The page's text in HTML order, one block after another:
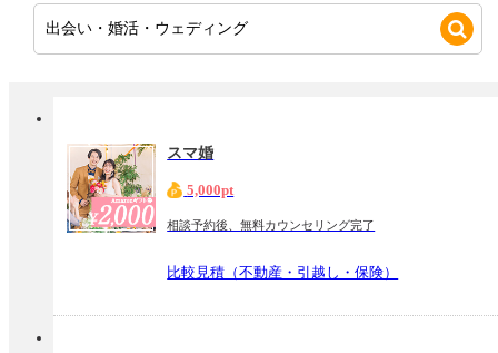
スマ婚
5,000pt
相談予約後、無料カウンセリング完了
比較見積（不動産・引越し・保険）